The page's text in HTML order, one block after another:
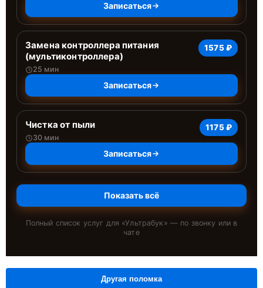
Записаться
Замена контроллера питания
(мультиконтроллера)
25 мин
1575 ₽
Записаться
Чистка от пыли
30 мин
1175 ₽
Записаться
Показать всё
Полный список услуг для «Ультрабук » — по звонку или в
чате
Другая поломка